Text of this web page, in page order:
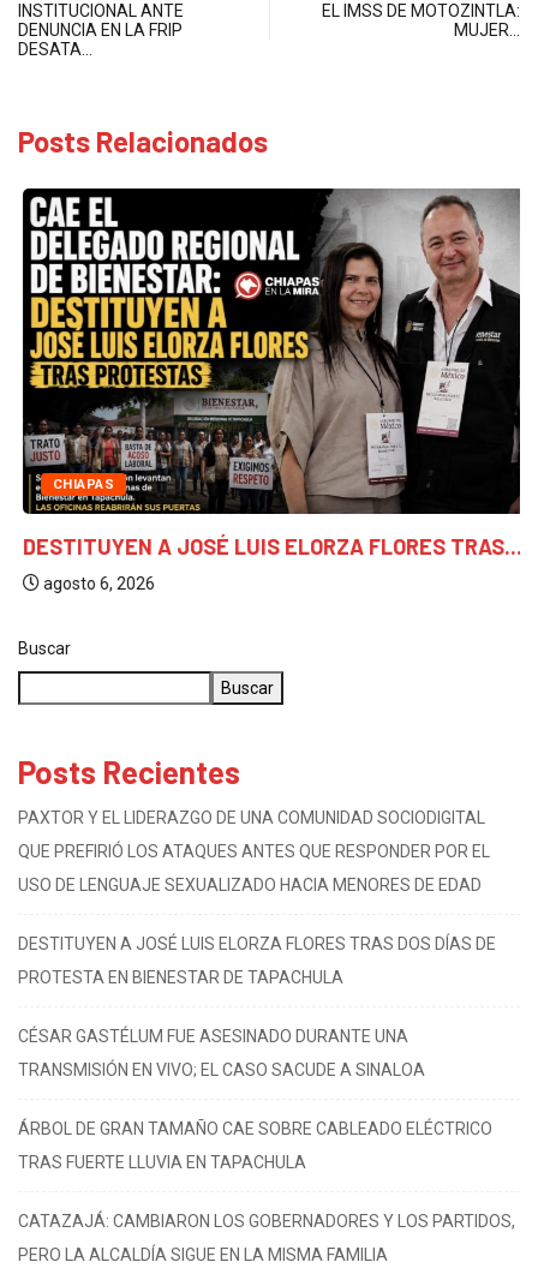
INSTITUCIONAL ANTE
DENUNCIA EN LA FRIP
DESATA…
EL IMSS DE MOTOZINTLA:
MUJER…
Posts Relacionados
CHIAPAS
DESTITUYEN A JOSÉ LUIS ELORZA FLORES TRAS...
agosto 6, 2026
Buscar
Buscar
Posts Recientes
PAXTOR Y EL LIDERAZGO DE UNA COMUNIDAD SOCIODIGITAL
QUE PREFIRIÓ LOS ATAQUES ANTES QUE RESPONDER POR EL
USO DE LENGUAJE SEXUALIZADO HACIA MENORES DE EDAD
DESTITUYEN A JOSÉ LUIS ELORZA FLORES TRAS DOS DÍAS DE
PROTESTA EN BIENESTAR DE TAPACHULA
CÉSAR GASTÉLUM FUE ASESINADO DURANTE UNA
TRANSMISIÓN EN VIVO; EL CASO SACUDE A SINALOA
ÁRBOL DE GRAN TAMAÑO CAE SOBRE CABLEADO ELÉCTRICO
TRAS FUERTE LLUVIA EN TAPACHULA
CATAZAJÁ: CAMBIARON LOS GOBERNADORES Y LOS PARTIDOS,
PERO LA ALCALDÍA SIGUE EN LA MISMA FAMILIA